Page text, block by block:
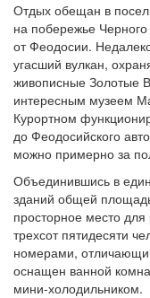
Отдых обещан в
на побережье
от Феодосии.
угасший вулкан,
живописные Золотые
интересным музеем
Курортном
до Феодосийского
можно примерно за
Объединившись в
зданий общей
просторное место
трехсот пятидесяти
номерами,
оснащен ванной
мини-холодильником.